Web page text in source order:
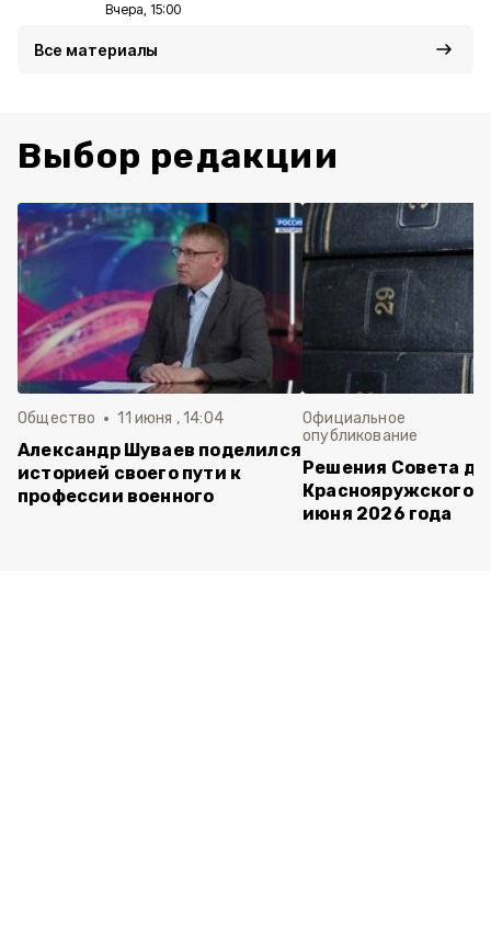
Вчера, 15:00
Все материалы
Выбор редакции
Общество 11 июня , 14:04
Александр Шуваев поделился
историей своего пути к
профессии военного
Официальное
опубликование
Решения Совета
Краснояружского
июня 2026 года